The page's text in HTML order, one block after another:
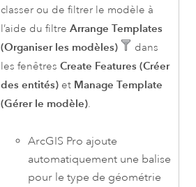
classer ou de filtrer le modèle à
l’aide du filtreArrange Templates
(Organiser les modèles)
dans
les fenêtresCreate Features (Créer
des entités) et Manage Template
(Gérer le modèle).
ArcGIS Pro ajoute
automatiquement une balise
pour le type de géométrie